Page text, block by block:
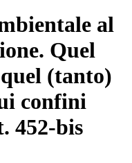
al
Quel
(tanto)
confini
452-bis